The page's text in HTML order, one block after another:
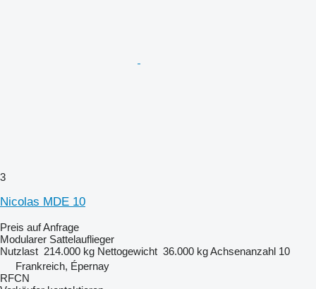
3
Nicolas MDE 10
Preis auf Anfrage
Modularer Sattelauflieger
Nutzlast 214.000 kg Nettogewicht 36.000 kgAchsenanzahl 10
Frankreich, Épernay
RFCN